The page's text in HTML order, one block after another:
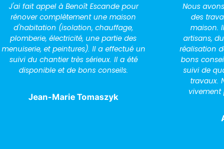
Nous avons sollicité Mr Escande pour
des travaux de rénovation d'une
maison. Il s'occupe du choix des
artisans, du suivi de chantier et de la
réalisation des dossiers d'aide. Il est de
bons conseils, disponible et assure un
suivi de qualité du début à la fin des
vivement pour vos futurs travaux!
Nous
pour la
chantier
besoin
très bien
nous
avec
nombreux
volonté le